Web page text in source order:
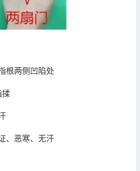
根两侧凹陷处
揉
、恶寒、无汗